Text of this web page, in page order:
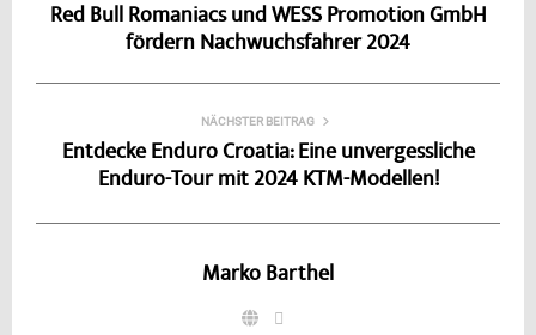
Red Bull Romaniacs und WESS Promotion GmbH
fördern Nachwuchsfahrer 2024
NÄCHSTER BEITRAG
Entdecke Enduro Croatia: Eine unvergessliche
Enduro-Tour mit 2024 KTM-Modellen!
Marko Barthel